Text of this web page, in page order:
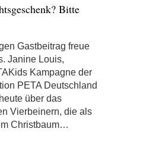
Bitte
Gastbeitrag freue
Janine Louis,
Kampagne der
PETA Deutschland
über das
Vierbeinern, die als
Christbaum…